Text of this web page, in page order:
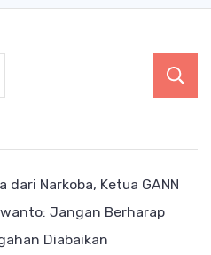
dari Narkoba, Ketua GANN
Jangan Berharap
Diabaikan